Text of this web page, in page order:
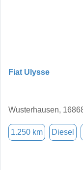
Fiat Ulysse
Wusterhausen,
1.250 km Diesel